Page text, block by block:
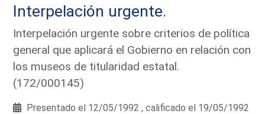
Interpelación urgente.
Interpelación urgente sobre criterios de política
general que aplicará el Gobierno en relación con
los museos de titularidad estatal.
(172/000145)
Presentado el 12/05/1992 , calificado el 19/05/1992